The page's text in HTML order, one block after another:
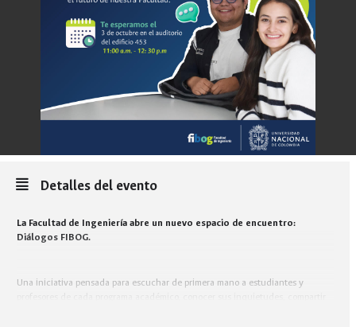
Detalles del evento
La Facultad de Ingeniería abre un nuevo espacio de encuentro:
Diálogos FIBOG.
Una iniciativa pensada para escuchar de primera mano a estudiantes y